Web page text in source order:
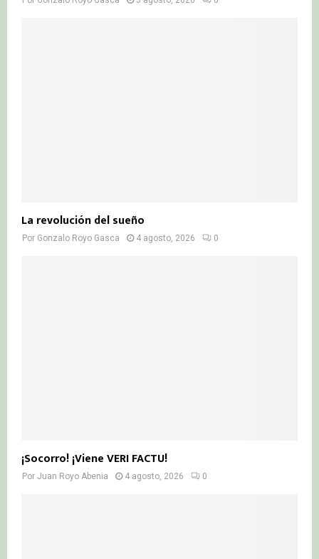
La revolución del sueño
Por Gonzalo Royo Gasca 4 agosto, 2026 0
¡Socorro! ¡Viene VERI FACTU!
Por Juan Royo Abenia 4 agosto, 2026 0